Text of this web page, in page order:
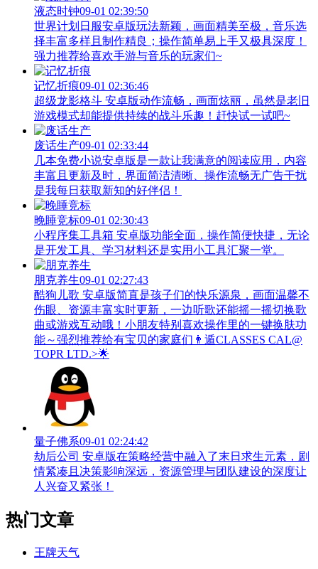
液态时钟09-01 02:39:50
世界计划日服安卓版玩法新颖，画面精美至极，音乐选
择丰富多样且制作精良；操作简单易上手又极具深度！
强力推荐给喜欢手游与音乐的玩家们~
记忆折痕09-01 02:36:46
超级龙影格斗 安卓版动作流畅，画面炫丽，虽然是老旧
游戏模式却能提供持续的战斗乐趣！赶快试一试吧~
废话生产09-01 02:33:44
几本免费小说安卓版是一款让我满意的阅读应用，内容
丰富且更新及时，界面简洁清晰、操作流畅无广告干扰
是我每日获取新知的好伴侣！
晚睡竞标09-01 02:30:43
小程序集工具箱 安卓版功能全面，操作简便快捷，无论
是开发工具、学习材料还是实用小工具汇聚一堂。
朋克养生09-01 02:27:43
酷狗儿歌 安卓版简直是孩子们的快乐源泉，画面温馨不
伤眼、资源丰富实时更新，一边听歌还能摇一摇切换歌
曲或游戏互动哦！小朋友特别喜欢操作里的一键换肤功
能～强烈推荐给有宝贝的家庭们👨‍遁️CLASSES CAL@
TOPR LTD.>🌟
量子佛系09-01 02:24:42
劫后公司 安卓版在策略经营中融入了末日求生元素，剧
情紧凑且决策影响深远，资源管理与团队建设的深度让
人兴奋又紧张！
热门文章
王牌天气